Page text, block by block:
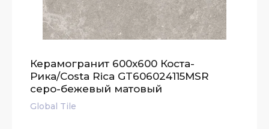
Керамогранит 600x600 Коста-
Рика/Costa Rica GT606024115MSR
серо-бежевый матовый
Global Tile